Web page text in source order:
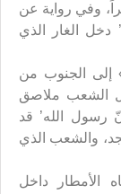
عن الأرض بين 20 إلى 30 متراً، وفي رواية عن
دخل الغار الذي
الجنوب من
متر، وهو داخل الشعب ملاصق
رسول الله’ قد
والشعب الذي
الأمطار داخل